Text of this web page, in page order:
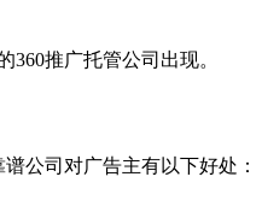
360推广托管公司出现。
公司对广告主有以下好处：